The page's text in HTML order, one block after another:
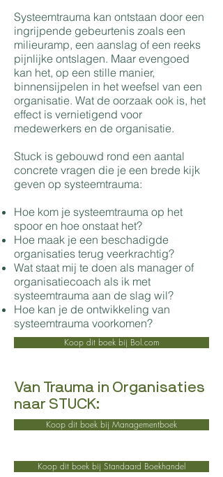
Systeemtrauma kan ontstaan door een
ingrijpende gebeurtenis zoals een
milieuramp, een aanslag of een reeks
pijnlijke ontslagen. Maar evengoed
kan het, op een stille manier,
binnensijpelen in het weefsel van een
organisatie. Wat de oorzaak ook is, het
effect is vernietigend voor
medewerkers en de organisatie.
Stuck is gebouwd rond een aantal
concrete vragen die je een brede kijk
geven op systeemtrauma:
Hoe kom je systeemtrauma op het
spoor en hoe onstaat het?
Hoe maak je een beschadigde
organisaties terug veerkrachtig?
Wat staat mij te doen als manager of
organisatiecoach als ik met
systeemtrauma aan de slag wil?
Hoe kan je de ontwikkeling van
systeemtrauma voorkomen?
Koop dit boek bij Bol.com
Van Trauma in Organisaties
naar STUCK:
Koop dit boek bij Managementboek
Koop dit boek bij Standaard Boekhandel